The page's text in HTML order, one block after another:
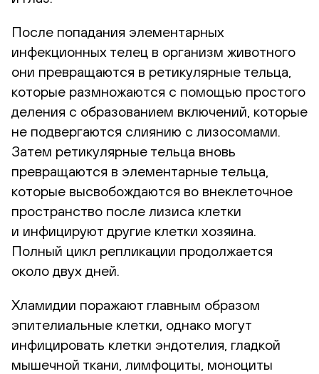
После попадания элементарных
инфекционных телец в организм животного
они превращаются в ретикулярные тельца,
которые размножаются с помощью простого
деления с образованием включений, которые
не подвергаются слиянию с лизосомами.
Затем ретикулярные тельца вновь
превращаются в элементарные тельца,
которые высвобождаются во внеклеточное
пространство после лизиса клетки
и инфицируют другие клетки хозяина.
Полный цикл репликации продолжается
около двух дней.
Хламидии поражают главным образом
эпителиальные клетки, однако могут
инфицировать клетки эндотелия, гладкой
мышечной ткани, лимфоциты, моноциты